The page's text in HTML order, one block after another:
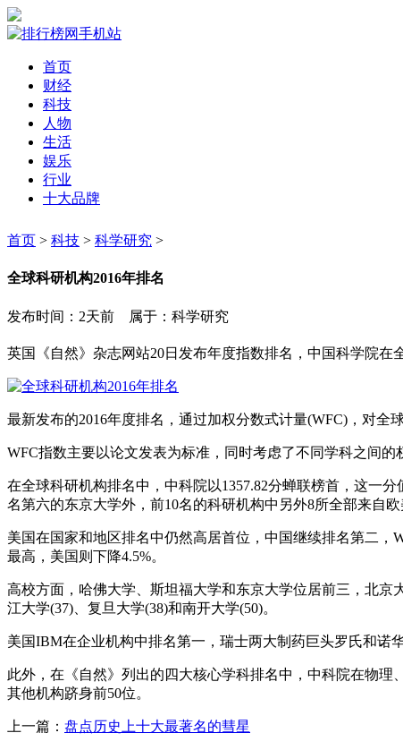
首页
财经
科技
人物
生活
娱乐
行业
十大品牌
首页 > 科技 > 科学研究 >
全球科研机构2016年排名
发布时间：2天前 属于：科学研究
英国《自然》杂志网站20日发布年度指数排名，中国科学院在
最新发布的2016年度排名，通过加权分数式计量(WFC)，对全
WFC指数主要以论文发表为标准，同时考虑了不同学科之间
在全球科研机构排名中，中科院以1357.82分蝉联榜首，这一
名第六的东京大学外，前10名的科研机构中另外8所全部来自欧
美国在国家和地区排名中仍然高居首位，中国继续排名第二，
最高，美国则下降4.5%。
高校方面，哈佛大学、斯坦福大学和东京大学位居前三，北京
江大学(37)、复旦大学(38)和南开大学(50)。
美国IBM在企业机构中排名第一，瑞士两大制药巨头罗氏和诺
此外，在《自然》列出的四大核心学科排名中，中科院在物
其他机构跻身前50位。
上一篇： 盘点历史上十大最著名的彗星